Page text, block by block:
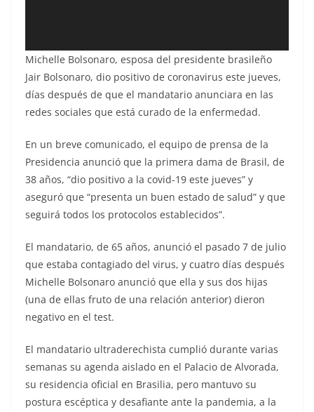
Michelle Bolsonaro, esposa del presidente brasileño
Jair Bolsonaro, dio positivo de coronavirus este jueves,
días después de que el mandatario anunciara en las
redes sociales que está curado de la enfermedad.
En un breve comunicado, el equipo de prensa de la
Presidencia anunció que la primera dama de Brasil, de
38 años, “dio positivo a la covid-19 este jueves” y
aseguró que “presenta un buen estado de salud” y que
seguirá todos los protocolos establecidos”.
El mandatario, de 65 años, anunció el pasado 7 de julio
que estaba contagiado del virus, y cuatro días después
Michelle Bolsonaro anunció que ella y sus dos hijas
(una de ellas fruto de una relación anterior) dieron
negativo en el test.
El mandatario ultraderechista cumplió durante varias
semanas su agenda aislado en el Palacio de Alvorada,
su residencia oficial en Brasilia, pero mantuvo su
postura escéptica y desafiante ante la pandemia, a la